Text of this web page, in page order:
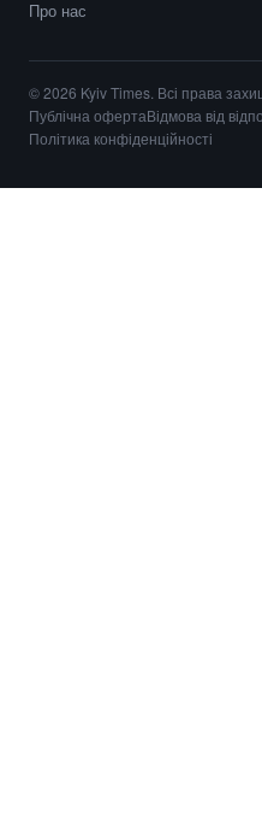
Про нас
© 2026 Kyiv Times. Всі права
Публічна офертаВідмова від
Політика конфіденційності